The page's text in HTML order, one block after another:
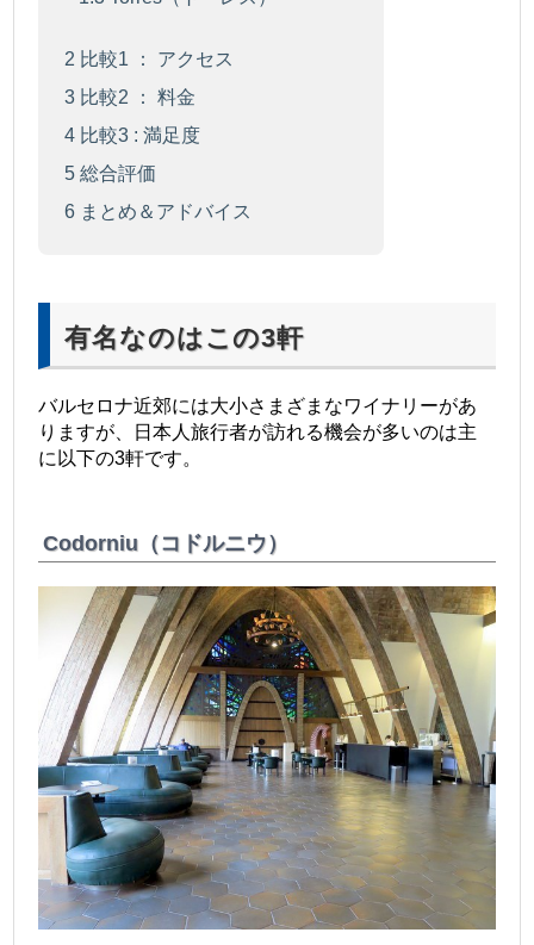
2 比較1 ： アクセス
3 比較2 ： 料金
4 比較3 : 満足度
5 総合評価
6 まとめ＆アドバイス
有名なのはこの3軒
バルセロナ近郊には大小さまざまなワイナリーがあ
りますが、日本人旅行者が訪れる機会が多いのは主
に以下の3軒です。
Codorniu（コドルニウ）